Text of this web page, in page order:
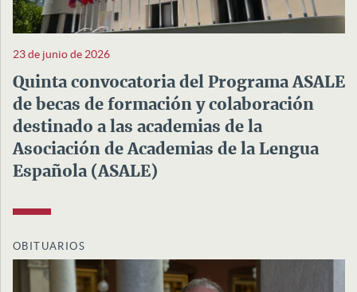
23 de junio de 2026
Quinta convocatoria del Programa ASALE
de becas de formación y colaboración
destinado a las academias de la
Asociación de Academias de la Lengua
Española (ASALE)
OBITUARIOS